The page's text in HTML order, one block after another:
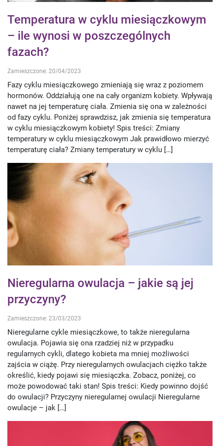
Temperatura w cyklu miesiączkowym
– ile wynosi w poszczególnych
fazach?
Zamieszczone: 20/04/2023
Fazy cyklu miesiączkowego zmieniają się wraz z poziomem
hormonów. Oddziałują one na cały organizm kobiety. Wpływają
nawet na jej temperaturę ciała. Zmienia się ona w zależności
od fazy cyklu. Poniżej sprawdzisz, jak zmienia się temperatura
w cyklu miesiączkowym kobiety! Spis treści: Zmiany
temperatury w cyklu miesiączkowym Jak prawidłowo mierzyć
temperaturę ciała? Zmiany temperatury w cyklu […]
Nieregularna owulacja – jakie są jej
przyczyny?
Zamieszczone: 23/03/2023
Nieregularne cykle miesiączkowe, to także nieregularna
owulacja. Pojawia się ona rzadziej niż w przypadku
regularnych cykli, dlatego kobieta ma mniej możliwości
zajścia w ciążę. Przy nieregularnych owulacjach ciężko także
określić, kiedy pojawi się miesiączka. Zobacz, poniżej, co
może powodować taki stan! Spis treści: Kiedy powinno dojść
do owulacji? Przyczyny nieregularnej owulacji Nieregularne
owulacje – jak […]